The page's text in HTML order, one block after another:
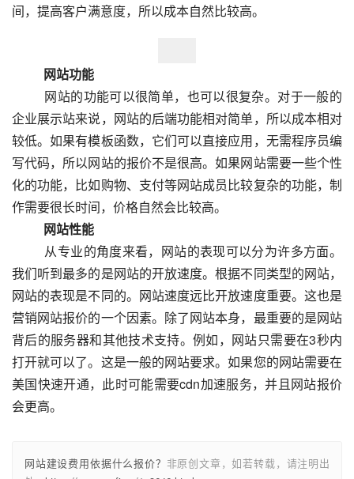
间，提高客户满意度，所以成本自然比较高。
网站功能
企业展示站来说，网站的后端功能相对简单，所以成本相对
较低。如果有模板函数，它们可以直接应用，无需程序员编
写代码，所以网站的报价不是很高。如果网站需要一些个性
化的功能，比如购物、支付等网站成员比较复杂的功能，制
作需要很长时间，价格自然会比较高。
网站性能
我们听到最多的是网站的开放速度。根据不同类型的网站，
网站的表现是不同的。网站速度远比开放速度重要。这也是
营销网站报价的一个因素。除了网站本身，最重要的是网站
背后的服务器和其他技术支持。例如，网站只需要在3秒内
打开就可以了。这是一般的网站要求。如果您的网站需要在
美国快速开通，此时可能需要cdn加速服务，并且网站报价
网站建设费用依据什么报价？ 非原创文章，如若转载，请注明出